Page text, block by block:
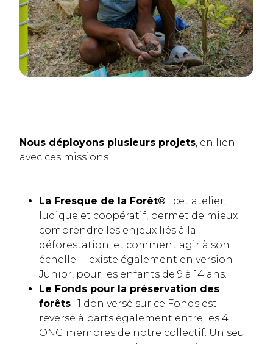
Nous déployons plusieurs projets, en lien
avec ces missions :
La Fresque de la Forêt® : cet atelier,
ludique et coopératif, permet de mieux
comprendre les enjeux liés à la
déforestation, et comment agir à son
échelle. Il existe également en version
Junior, pour les enfants de 9 à 14 ans.
Le Fonds pour la préservation des
forêts : 1 don versé sur ce Fonds est
reversé à parts également entre les 4
ONG membres de notre collectif. Un seul